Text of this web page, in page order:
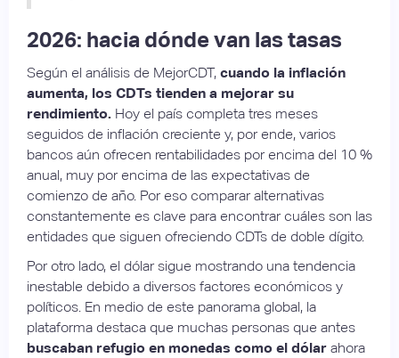
2026: hacia dónde van las tasas
Según el análisis de MejorCDT, cuando la inflación
aumenta, los CDTs tienden a mejorar su
rendimiento. Hoy el país completa tres meses
seguidos de inflación creciente y, por ende, varios
bancos aún ofrecen rentabilidades por encima del 10 %
anual, muy por encima de las expectativas de
comienzo de año. Por eso comparar alternativas
constantemente es clave para encontrar cuáles son las
entidades que siguen ofreciendo CDTs de doble dígito.
Por otro lado, el dólar sigue mostrando una tendencia
inestable debido a diversos factores económicos y
políticos. En medio de este panorama global, la
plataforma destaca que muchas personas que antes
buscaban refugio en monedas como el dólar ahora